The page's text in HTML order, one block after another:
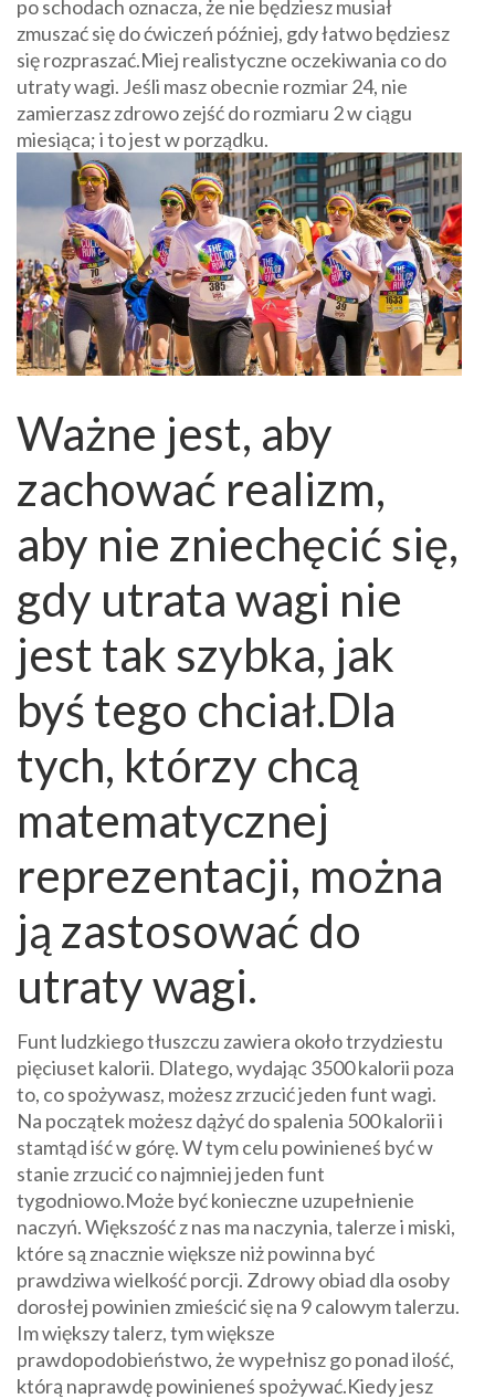
po schodach oznacza, że ​​nie będziesz musiał
zmuszać się do ćwiczeń później, gdy łatwo będziesz
się rozpraszać.Miej realistyczne oczekiwania co do
utraty wagi. Jeśli masz obecnie rozmiar 24, nie
zamierzasz zdrowo zejść do rozmiaru 2 w ciągu
miesiąca; i to jest w porządku.
Ważne jest, aby
zachować realizm,
aby nie zniechęcić się,
gdy utrata wagi nie
jest tak szybka, jak
byś tego chciał.Dla
tych, którzy chcą
matematycznej
reprezentacji, można
ją zastosować do
utraty wagi.
Funt ludzkiego tłuszczu zawiera około trzydziestu
pięciuset kalorii. Dlatego, wydając 3500 kalorii poza
to, co spożywasz, możesz zrzucić jeden funt wagi.
Na początek możesz dążyć do spalenia 500 kalorii i
stamtąd iść w górę. W tym celu powinieneś być w
stanie zrzucić co najmniej jeden funt
tygodniowo.Może być konieczne uzupełnienie
naczyń. Większość z nas ma naczynia, talerze i miski,
które są znacznie większe niż powinna być
prawdziwa wielkość porcji. Zdrowy obiad dla osoby
dorosłej powinien zmieścić się na 9 calowym talerzu.
Im większy talerz, tym większe
prawdopodobieństwo, że wypełnisz go ponad ilość,
którą naprawdę powinieneś spożywać.Kiedy jesz